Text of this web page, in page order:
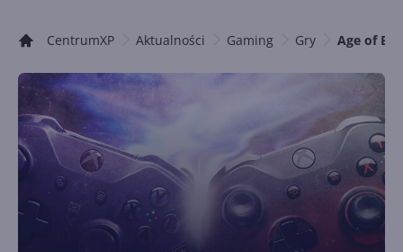
CentrumXP Aktualności Gaming Gry Age of